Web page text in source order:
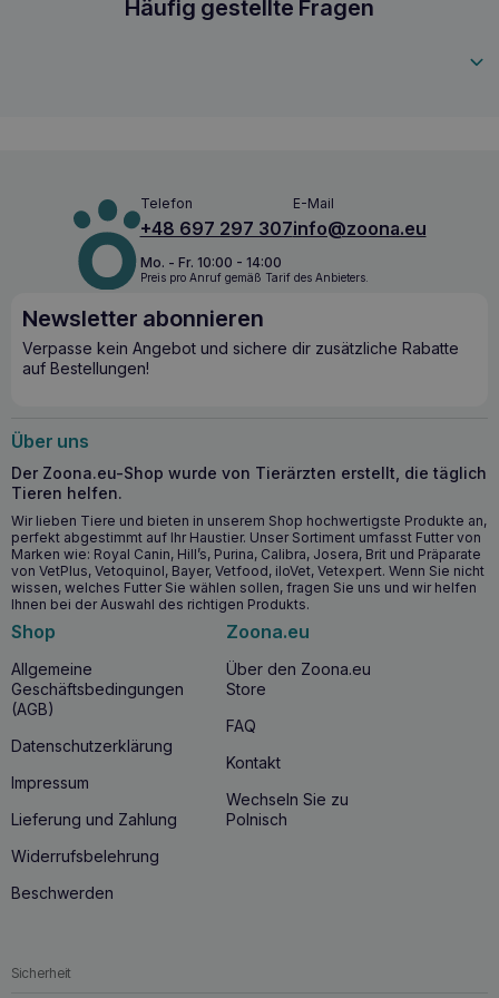
Verabreichung.
Die wichtigsten gesundheitlichen Vorteile
– VETFOOD Hepatoforce 30 Kapseln
Unterstützt den Ammoniak-Stoffwechsel und die
Regeneration der Leberzellen.
Bietet antioxidativen Schutz durch Taurin und Silymarin.
Phospholipide und Zink für eine optimale Leberfunktion.
Wann sollten Sie mit der Einnahme von
VETFOOD Hepatoforce 30 Kapseln beginnen?
Die Einnahme vonVETFOOD Hepatoforce 30 Kapseln
wird für Tiere empfohlen, bei denen ein Risiko für
Leberschäden besteht, die Medikamente einnehmen, die
die Leber belasten, sowie zur Unterstützung bei
Vergiftungen und Leberfunktionsstörungen.
VETFOOD Hepatoforce 30 Kapselnist ein
unentbehrliches Nahrungsergänzungsmittel, das eine
umfassende Unterstützung für eines der wichtigsten
Organe im Körper des Tieres bietet –
eine Reihe sorgfältig ausgewählter Inhaltsstoffe, die
Stoffwechselfunktion der
Leberzu optimieren und sie zu schützen und zu
regenerieren. Dies ist besonders wichtig für Tiere, bei
denen das Risiko einer Leberschädigung besteht, z. B. bei
der Einnahme von Medikamenten, die dieses Organ
belasten, sowie bei Vergiftungen und
Leberfunktionsstörungen.
VETFOOD Hepatoforce 30 Kapseln
Häufig gestellte Fragen
Telefon
+48 697 297 307
E-Mail
info@zoona.eu
Mo. - Fr. 10:00 - 14:00
Preis pro Anruf gemäß Tarif des Anbieters.
Newsletter abonnieren
Verpasse kein Angebot und sichere dir zusätzliche Rabatte
auf Bestellungen!
Über uns
Der Zoona.eu-Shop wurde von Tierärzten erstellt, die täglich
Tieren helfen.
Wir lieben Tiere und bieten in unserem Shop hochwertigste Produkte an,
perfekt abgestimmt auf Ihr Haustier. Unser Sortiment umfasst Futter von
Marken wie: Royal Canin, Hill’s, Purina, Calibra, Josera, Brit und Präparate
von VetPlus, Vetoquinol, Bayer, Vetfood, iloVet, Vetexpert. Wenn Sie nicht
wissen, welches Futter Sie wählen sollen, fragen Sie uns und wir helfen
Ihnen bei der Auswahl des richtigen Produkts.
Shop
Allgemeine
Geschäftsbedingungen
(AGB)
Datenschutzerklärung
Impressum
Lieferung und Zahlung
Widerrufsbelehrung
Beschwerden
Zoona.eu
Über den Zoona.eu
Store
FAQ
Kontakt
Wechseln Sie zu
Polnisch
Sicherheit